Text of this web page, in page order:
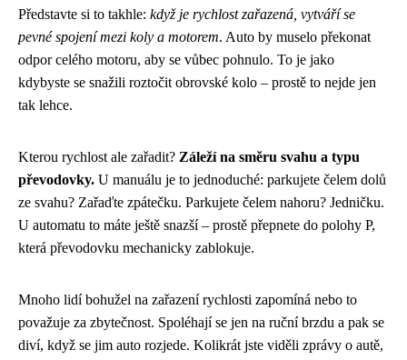
Představte si to takhle: když je rychlost zařazená, vytváří se
pevné spojení mezi koly a motorem. Auto by muselo překonat
odpor celého motoru, aby se vůbec pohnulo. To je jako
kdybyste se snažili roztočit obrovské kolo – prostě to nejde jen
tak lehce.
Kterou rychlost ale zařadit? Záleží na směru svahu a typu
převodovky. U manuálu je to jednoduché: parkujete čelem dolů
ze svahu? Zařaďte zpátečku. Parkujete čelem nahoru? Jedničku.
U automatu to máte ještě snazší – prostě přepnete do polohy P,
která převodovku mechanicky zablokuje.
Mnoho lidí bohužel na zařazení rychlosti zapomíná nebo to
považuje za zbytečnost. Spoléhají se jen na ruční brzdu a pak se
diví, když se jim auto rozjede. Kolikrát jste viděli zprávy o autě,